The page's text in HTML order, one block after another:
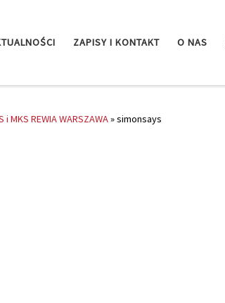
ZAPISY I KONTAKT O NAS
REWIA WARSZAWA»simonsays